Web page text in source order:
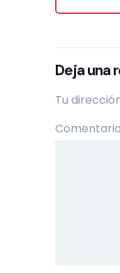
Deja una
Tu
Comentario